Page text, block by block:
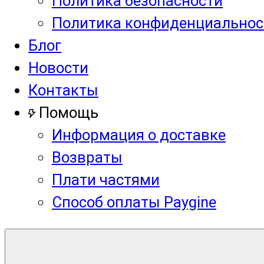
Политика
Блог
Новости
Контакты
Помощь
Информация о доставке
Возвраты
Плати частями
Способ оплаты Paygine